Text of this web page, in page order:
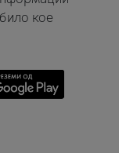
кое